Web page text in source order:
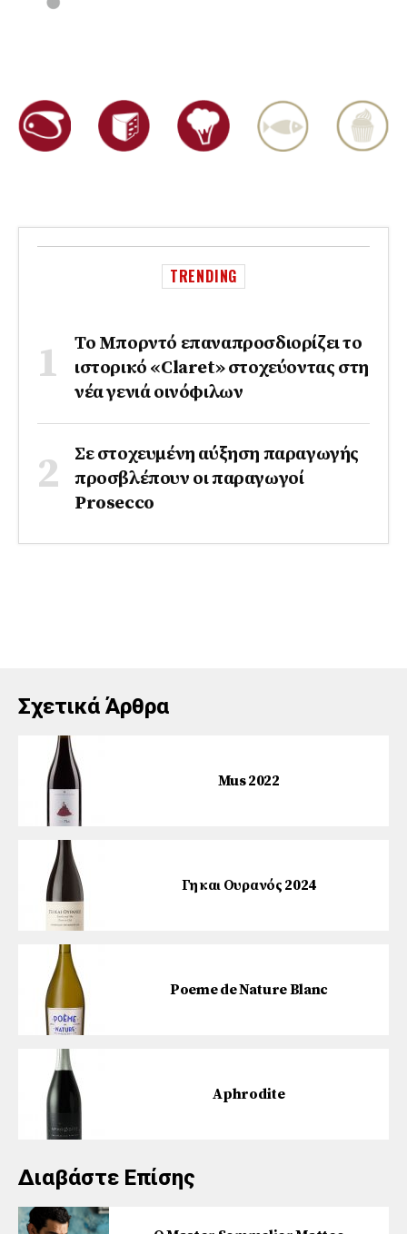
TRENDING
Το Μπορντό επαναπροσδιορίζει το
ιστορικό «Claret» στοχεύοντας στη
νέα γενιά οινόφιλων
Σε στοχευμένη αύξηση παραγωγής
προσβλέπουν οι παραγωγοί
Prosecco
Σχετικά Άρθρα
Mus 2022
Γη και Ουρανός 2024
Poeme de Nature Blanc
Aphrodite
Διαβάστε Επίσης